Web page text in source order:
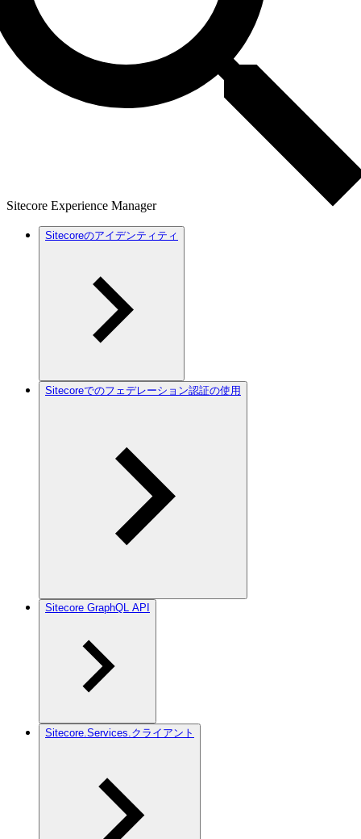
Sitecore Experience Manager
Sitecoreのアイデンティティ
Sitecoreでのフェデレーション認証の使用
Sitecore GraphQL API
Sitecore.Services.クライアント